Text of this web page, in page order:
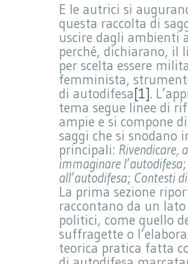
E le autrici si
questa raccolta di
uscire dagli ambienti
perché, dichiarano, il
per scelta essere
femminista,
di autodifesa [1].
tema segue linee di
ampie e si compone
saggi che si snodano
principali: Rivendicare,
immaginare l’autodifesa;
all’autodifesa; Contesti
La prima sezione
raccontano da un
politici, come quello
suffragette o
teorica pratica fatta